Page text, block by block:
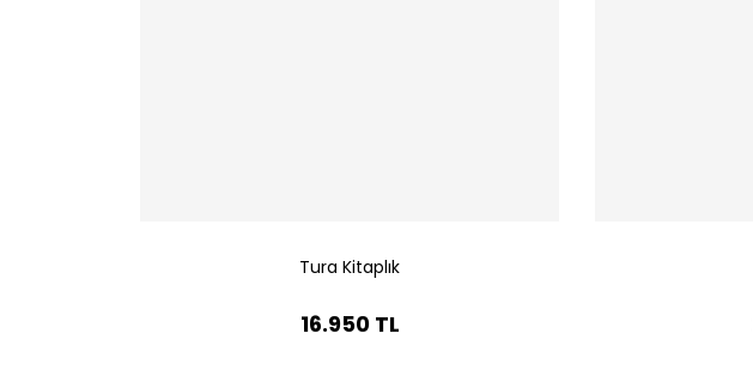
Tura Kitaplık
16.950 TL